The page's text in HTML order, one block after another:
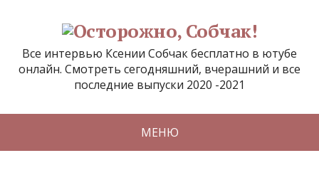
Все интервью Ксении Собчак бесплатно в ютубе
онлайн. Смотреть сегодняшний, вчерашний и все
последние выпуски 2020 -2021
МЕНЮ